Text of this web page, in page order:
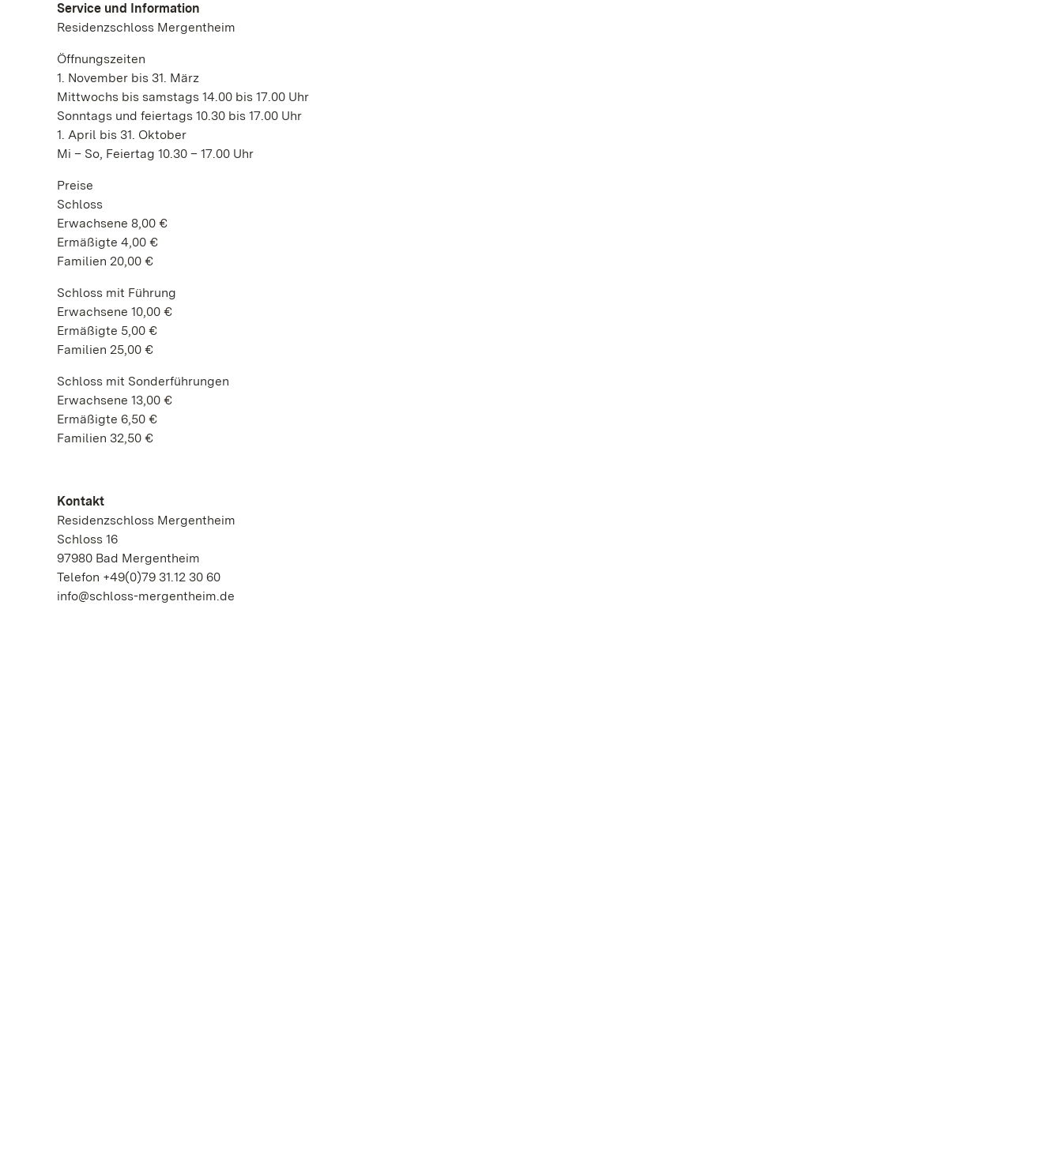
Service und Information
Residenzschloss Mergentheim
Öffnungszeiten
1. November bis 31. März
Mittwochs bis samstags 14.00 bis 17.00 Uhr
Sonntags und feiertags 10.30 bis 17.00 Uhr
1. April bis 31. Oktober
Mi – So, Feiertag 10.30 – 17.00 Uhr
Preise
Schloss
Erwachsene 8,00 €
Ermäßigte 4,00 €
Familien 20,00 €
Schloss mit Führung
Erwachsene 10,00 €
Ermäßigte 5,00 €
Familien 25,00 €
Schloss mit Sonderführungen
Erwachsene 13,00 €
Ermäßigte 6,50 €
Familien 32,50 €
Kontakt
Residenzschloss Mergentheim
Schloss 16
97980 Bad Mergentheim
Telefon +49(0)79 31.12 30 60
info@schloss-mergentheim.de